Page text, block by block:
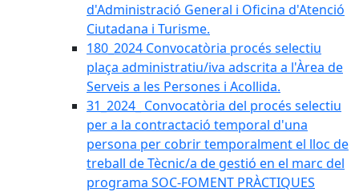
d'Administració General i Oficina d'Atenció
Ciutadana i Turisme.
180_2024 Convocatòria procés selectiu
plaça administratiu/iva adscrita a l'Àrea de
Serveis a les Persones i Acollida.
31_2024_ Convocatòria del procés selectiu
per a la contractació temporal d'una
persona per cobrir temporalment el lloc de
treball de Tècnic/a de gestió en el marc del
programa SOC-FOMENT PRÀCTIQUES